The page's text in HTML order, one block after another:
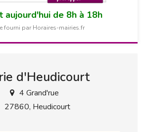
aujourd'hui de 8h à 18h
fourni par Horaires-mairies.fr
d'Heudicourt
4 Grand'rue
27860, Heudicourt